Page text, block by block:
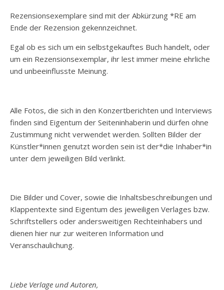
Rezensionsexemplare sind mit der Abkürzung *RE am
Ende der Rezension gekennzeichnet.
Egal ob es sich um ein selbstgekauftes Buch handelt, oder
um ein Rezensionsexemplar, ihr lest immer meine ehrliche
und unbeeinflusste Meinung.
Alle Fotos, die sich in den Konzertberichten und Interviews
finden sind Eigentum der Seiteninhaberin und dürfen ohne
Zustimmung nicht verwendet werden. Sollten Bilder der
Künstler*innen genutzt worden sein ist der*die Inhaber*in
unter dem jeweiligen Bild verlinkt.
Die Bilder und Cover, sowie die Inhaltsbeschreibungen und
Klappentexte sind Eigentum des jeweiligen Verlages bzw.
Schriftstellers oder andersweitigen Rechteinhabers und
dienen hier nur zur weiteren Information und
Veranschaulichung.
Liebe Verlage und Autoren,